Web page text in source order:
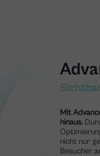
Mit
hinaus.
nicht nur
Besucher